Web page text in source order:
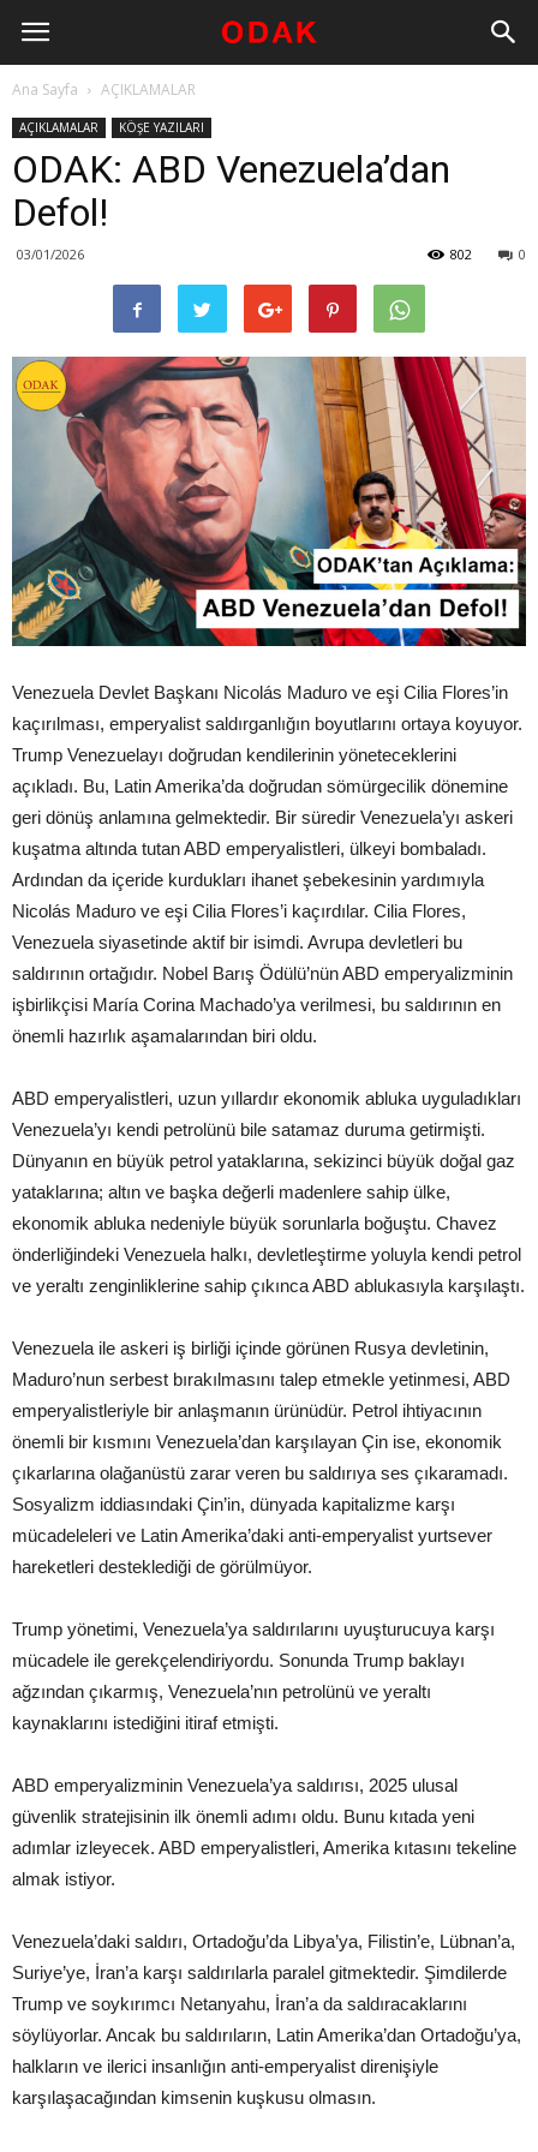
Ana Sayfa AÇIKLAMALAR
AÇIKLAMALAR KÖŞE YAZILARI
ODAK: ABD Venezuela’dan
Defol!
03/01/2026 0
802
Venezuela Devlet Başkanı Nicolás Maduro ve eşi Cilia Flores’in
kaçırılması, emperyalist saldırganlığın boyutlarını ortaya koyuyor.
Trump Venezuelayı doğrudan kendilerinin yöneteceklerini
açıkladı. Bu, Latin Amerika’da doğrudan sömürgecilik dönemine
geri dönüş anlamına gelmektedir. Bir süredir Venezuela’yı askeri
kuşatma altında tutan ABD emperyalistleri, ülkeyi bombaladı.
Ardından da içeride kurdukları ihanet şebekesinin yardımıyla
Nicolás Maduro ve eşi Cilia Flores’i kaçırdılar. Cilia Flores,
Venezuela siyasetinde aktif bir isimdi. Avrupa devletleri bu
saldırının ortağıdır. Nobel Barış Ödülü’nün ABD emperyalizminin
işbirlikçisi María Corina Machado’ya verilmesi, bu saldırının en
önemli hazırlık aşamalarından biri oldu.
ABD emperyalistleri, uzun yıllardır ekonomik abluka uyguladıkları
Venezuela’yı kendi petrolünü bile satamaz duruma getirmişti.
Dünyanın en büyük petrol yataklarına, sekizinci büyük doğal gaz
yataklarına; altın ve başka değerli madenlere sahip ülke,
ekonomik abluka nedeniyle büyük sorunlarla boğuştu. Chavez
önderliğindeki Venezuela halkı, devletleştirme yoluyla kendi petrol
ve yeraltı zenginliklerine sahip çıkınca ABD ablukasıyla karşılaştı.
Venezuela ile askeri iş birliği içinde görünen Rusya devletinin,
Maduro’nun serbest bırakılmasını talep etmekle yetinmesi, ABD
emperyalistleriyle bir anlaşmanın ürünüdür. Petrol ihtiyacının
önemli bir kısmını Venezuela’dan karşılayan Çin ise, ekonomik
çıkarlarına olağanüstü zarar veren bu saldırıya ses çıkaramadı.
Sosyalizm iddiasındaki Çin’in, dünyada kapitalizme karşı
mücadeleleri ve Latin Amerika’daki anti-emperyalist yurtsever
hareketleri desteklediği de görülmüyor.
Trump yönetimi, Venezuela’ya saldırılarını uyuşturucuya karşı
mücadele ile gerekçelendiriyordu. Sonunda Trump baklayı
ağzından çıkarmış, Venezuela’nın petrolünü ve yeraltı
kaynaklarını istediğini itiraf etmişti.
ABD emperyalizminin Venezuela’ya saldırısı, 2025 ulusal
güvenlik stratejisinin ilk önemli adımı oldu. Bunu kıtada yeni
adımlar izleyecek. ABD emperyalistleri, Amerika kıtasını tekeline
almak istiyor.
Venezuela’daki saldırı, Ortadoğu’da Libya’ya, Filistin’e, Lübnan’a,
Suriye’ye, İran’a karşı saldırılarla paralel gitmektedir. Şimdilerde
Trump ve soykırımcı Netanyahu, İran’a da saldıracaklarını
söylüyorlar. Ancak bu saldırıların, Latin Amerika’dan Ortadoğu’ya,
halkların ve ilerici insanlığın anti-emperyalist direnişiyle
karşılaşacağından kimsenin kuşkusu olmasın.